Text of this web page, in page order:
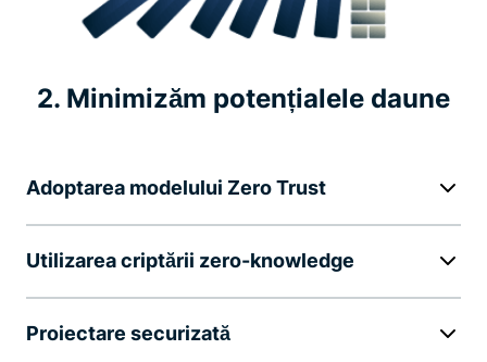
2. Minimizăm potențialele daune
Adoptarea modelului Zero Trust
Utilizarea criptării zero-knowledge
Proiectare securizată